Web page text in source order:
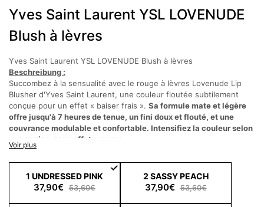
Yves Saint Laurent YSL LOVENUDE
Blush à lèvres
Yves Saint Laurent YSL LOVENUDE Blush à lèvres
Beschreibung :
Succombez à la sensualité avec le rouge à lèvres Lovenude Lip
Blusher d'Yves Saint Laurent, une couleur floutée subtilement
conçue pour un effet « baiser frais ». Sa formule mate et légère
offre jusqu'à 7 heures de tenue, un fini doux et flouté, et une
couvrance modulable et confortable. Intensifiez la couleur selon
vos envies, sans effet masque.
Enrichi à
ridules des lèvres, pour des lèvres plus douces, plus pulpeuses et
plus volumineuses toute la journée
.
Sa formule innovante contient 3 % de Pro-Xylane, des extraits de
graines de nigelle noire (Nigella sativa) provenant des jardins
Voir plus
1 UNDRESSED PINK
37,90€ 53,60€
2 SASSY PEACH
37,90€ 53,60€